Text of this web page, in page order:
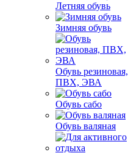
Летняя обувь
Зимняя обувь
Обувь резиновая,
ПВХ, ЭВА
Обувь сабо
Обувь валяная